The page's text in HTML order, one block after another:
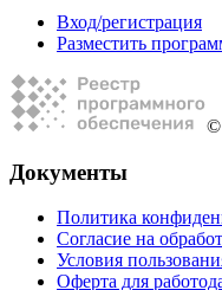
Вход/регистрация
Разместить
©
Документы
Политика
Согласие на
Условия
Оферта для